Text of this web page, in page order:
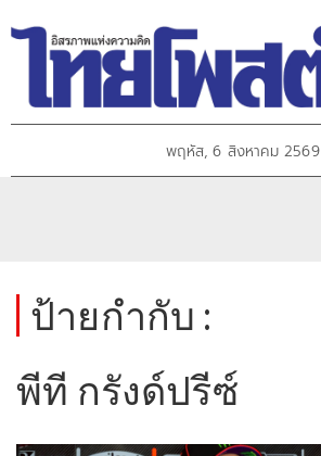
พฤหัส, 6 สิงหาคม 2569
ป้ายกำกับ :
พีที กรังด์ปรีซ์